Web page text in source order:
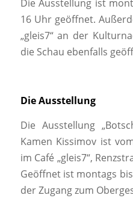
Die Ausstellung ist
16 Uhr geöffnet.
„gleis7“ an der
die Schau ebenfalls
Die Ausstellung
Die Ausstellung
Kamen Kissimov ist
im Café „gleis7“,
Geöffnet ist montags
der Zugang zum